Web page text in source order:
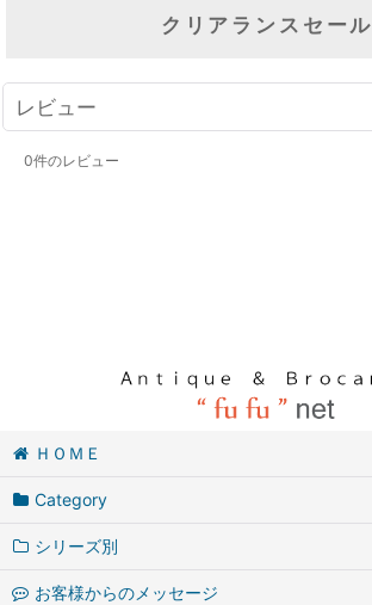
クリアランスセール
レビュー
0件のレビュー
ＨＯＭＥ
Category
シリーズ別
お客様からのメッセージ